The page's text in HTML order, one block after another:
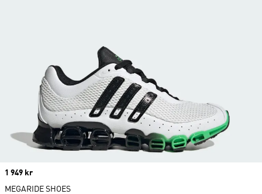
Price
1 949 kr
MEGARIDE SHOES